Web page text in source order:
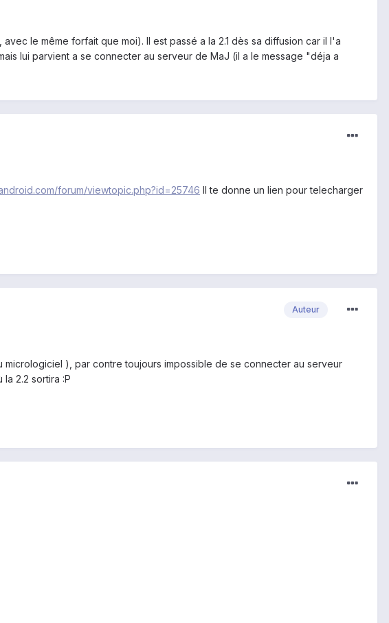
le même forfait que moi). Il est passé a la 2.1 dès sa diffusion car il l'a
lui parvient a se connecter au serveur de MaJ (il a le message "déja a
forum/viewtopic.php?id=25746 Il te donne un lien pour telecharger
Auteur
micrologiciel ), par contre toujours impossible de se connecter au serveur
2.2 sortira :P